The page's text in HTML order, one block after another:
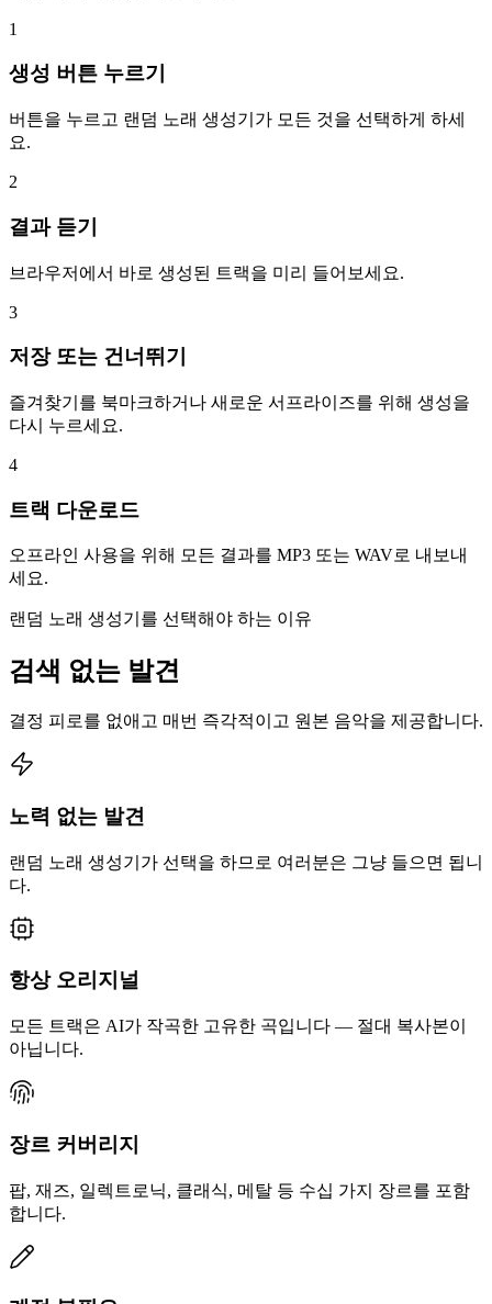
1
생성 버튼 누르기
버튼을 누르고 랜덤 노래 생성기가 모든 것을 선택하게 하세
요.
2
결과 듣기
브라우저에서 바로 생성된 트랙을 미리 들어보세요.
3
저장 또는 건너뛰기
즐겨찾기를 북마크하거나 새로운 서프라이즈를 위해 생성을
다시 누르세요.
4
트랙 다운로드
오프라인 사용을 위해 모든 결과를 MP3 또는 WAV로 내보내
세요.
랜덤 노래 생성기를 선택해야 하는 이유
검색 없는 발견
결정 피로를 없애고 매번 즉각적이고 원본 음악을 제공합니다.
노력 없는 발견
랜덤 노래 생성기가 선택을 하므로 여러분은 그냥 들으면 됩니
다.
항상 오리지널
모든 트랙은 AI가 작곡한 고유한 곡입니다 — 절대 복사본이
아닙니다.
장르 커버리지
팝, 재즈, 일렉트로닉, 클래식, 메탈 등 수십 가지 장르를 포함
합니다.